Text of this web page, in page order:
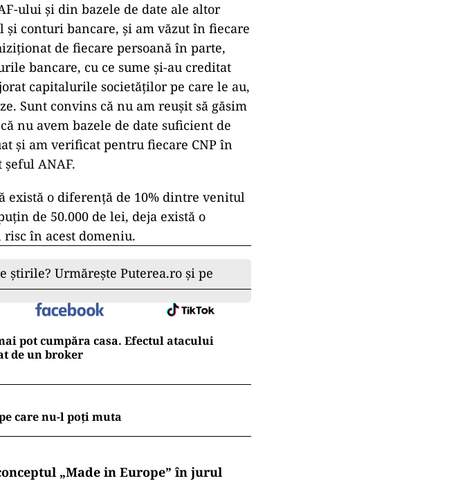
ului şi din bazele de date ale altor
conturi bancare, şi am văzut în fiecare
de fiecare persoană în parte,
bancare, cu ce sume şi-au creditat
capitalurile societăţilor pe care le au,
Sunt convins că nu am reuşit să găsim
nu avem bazele de date suficient de
şi am verificat pentru fiecare CNP în
ANAF.
există o diferenţă de 10% dintre venitul
de 50.000 de lei, deja există o
în acest domeniu.
știrile? Urmărește Puterea.ro și pe
pot cumpăra casa. Efectul atacului
de un broker
care nu-l poți muta
„Made in Europe” în jurul